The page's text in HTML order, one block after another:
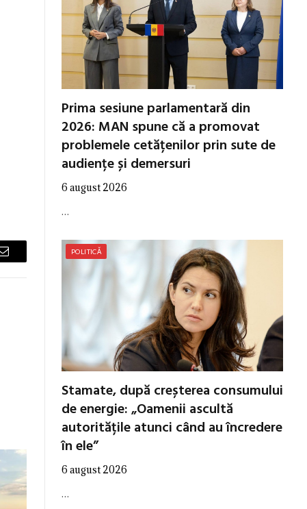
Email
Prima sesiune parlamentară din
2026: MAN spune că a promovat
problemele cetățenilor prin sute de
audiențe și demersuri
6 august 2026
…
POLITICĂ
Stamate, după creșterea consumului
de energie: „Oamenii ascultă
autoritățile atunci când au încredere
în ele”
6 august 2026
…